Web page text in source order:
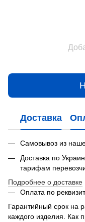
Доставка
Самовывоз из
Доставка по
тарифам
Подробнее о доставке
Оплата по
Гарантийный срок на
каждого изделия. Как